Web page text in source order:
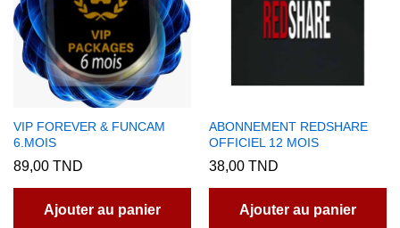
VIP FOREVER & FUNCAM
6.MOIS
89,00 TND
Ajouter au panier
ABONNEMENT REDSHARE
OFFICIEL 12 MOIS
38,00 TND
Ajouter au panier